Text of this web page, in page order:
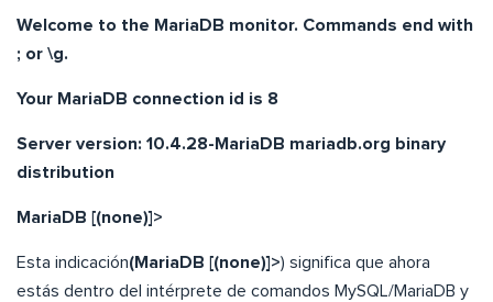
Welcome to the MariaDB monitor. Commands end with
; or \g.
Your MariaDB connection id is 8
Server version: 10.4.28-MariaDB mariadb.org binary
distribution
MariaDB [(none)]>
Esta indicación(MariaDB [(none)]>) significa que ahora
estás dentro del intérprete de comandos MySQL/MariaDB y